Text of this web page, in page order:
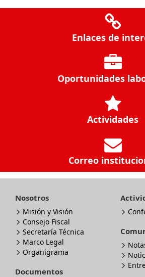
Enlaces de
Oportunidades
Actividades
Correo
Nosotros
Misión y Visión
Consejo Fiscal
Secretaría Técnica
Marco Legal
Organigrama
Documentos